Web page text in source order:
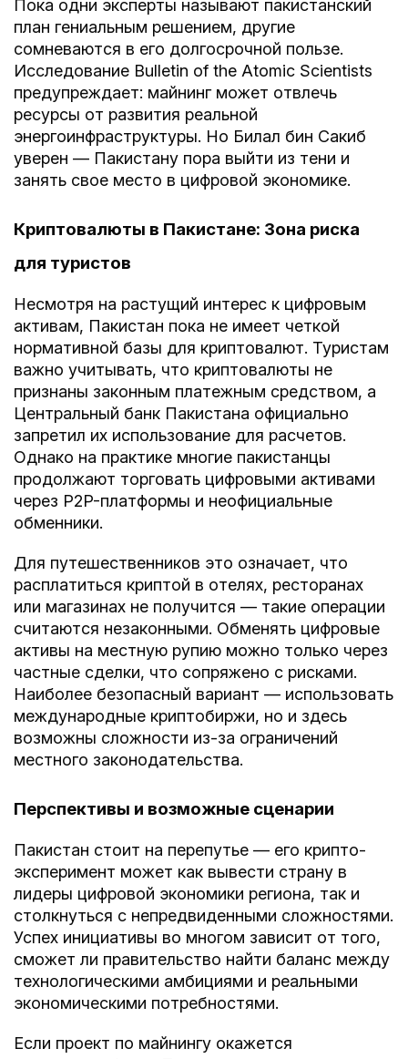
Пока одни эксперты называют пакистанский
план гениальным решением, другие
сомневаются в его долгосрочной пользе.
Исследование Bulletin of the Atomic Scientists
предупреждает: майнинг может отвлечь
ресурсы от развития реальной
энергоинфраструктуры. Но Билал бин Сакиб
уверен — Пакистану пора выйти из тени и
занять свое место в цифровой экономике.
Криптовалюты в Пакистане: Зона риска
для туристов
Несмотря на растущий интерес к цифровым
активам, Пакистан пока не имеет четкой
нормативной базы для криптовалют. Туристам
важно учитывать, что криптовалюты не
признаны законным платежным средством, а
Центральный банк Пакистана официально
запретил их использование для расчетов.
Однако на практике многие пакистанцы
продолжают торговать цифровыми активами
через P2P-платформы и неофициальные
обменники.
Для путешественников это означает, что
расплатиться криптой в отелях, ресторанах
или магазинах не получится — такие операции
считаются незаконными. Обменять цифровые
активы на местную рупию можно только через
частные сделки, что сопряжено с рисками.
Наиболее безопасный вариант — использовать
международные криптобиржи, но и здесь
возможны сложности из-за ограничений
местного законодательства.
Перспективы и возможные сценарии
Пакистан стоит на перепутье — его крипто-
эксперимент может как вывести страну в
лидеры цифровой экономики региона, так и
столкнуться с непредвиденными сложностями.
Успех инициативы во многом зависит от того,
сможет ли правительство найти баланс между
технологическими амбициями и реальными
экономическими потребностями.
Если проект по майнингу окажется